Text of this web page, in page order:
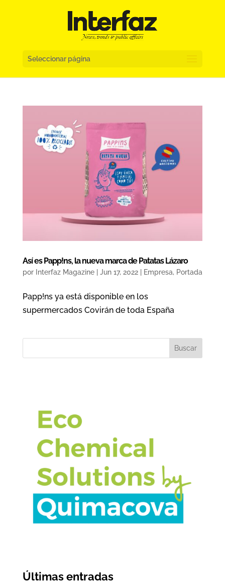
Seleccionar página
Así es Papp!ns, la nueva marca de Patatas Lázaro
por Interfaz Magazine| Jun 17, 2022| Empresa, Portada
Papp!ns ya está disponible en los
supermercados Covirán de toda España
Buscar
Últimas entradas